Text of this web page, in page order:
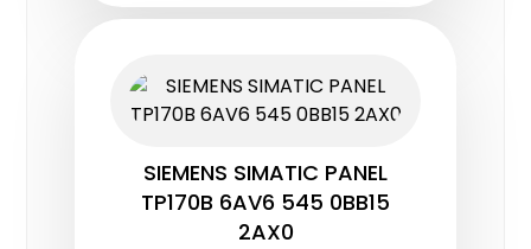
SIEMENS SIMATIC PANEL
TP170B 6AV6 545 0BB15
2AX0